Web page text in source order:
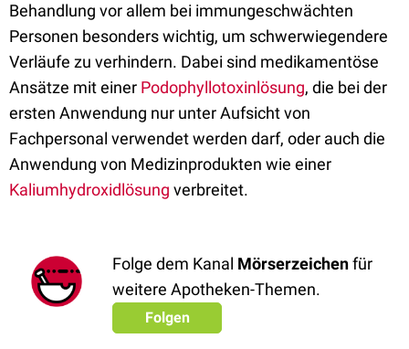
Behandlung vor allem bei immungeschwächten
Personen besonders wichtig, um schwerwiegendere
Verläufe zu verhindern. Dabei sind medikamentöse
Ansätze mit einer Podophyllotoxinlösung, die bei der
ersten Anwendung nur unter Aufsicht von
Fachpersonal verwendet werden darf, oder auch die
Anwendung von Medizinprodukten wie einer
Kaliumhydroxidlösung verbreitet.
Folge dem Kanal Mörserzeichenfür
weitere Apotheken-Themen.
Folgen